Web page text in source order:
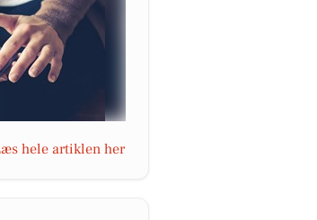
hele artiklen her